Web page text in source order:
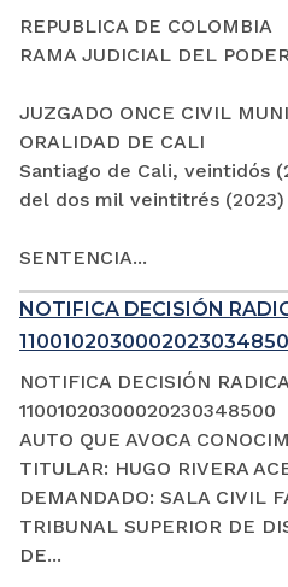
REPUBLICA DE COLOMBIA
RAMA JUDICIAL DEL
JUZGADO ONCE CIVIL
ORALIDAD DE CALI
Santiago de Cali, veintidós
del dos mil veintitrés (2023)
SENTENCIA...
NOTIFICA DECISIÓN
NOTIFICA DECISIÓN
11001020300020230348500
AUTO QUE AVOCA
TITULAR: HUGO RIVERA
DEMANDADO: SALA CIVIL
TRIBUNAL SUPERIOR DE
DE...